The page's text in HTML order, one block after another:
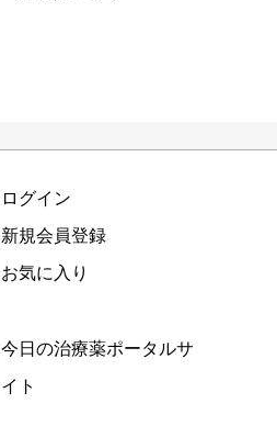
ログイン
新規会員登録
お気に入り
今日の治療薬ポータルサ
イト